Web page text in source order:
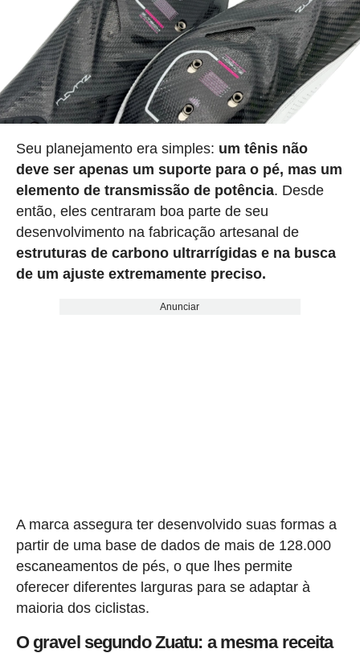
Seu planejamento era simples: um tênis não
deve ser apenas um suporte para o pé, mas um
elemento de transmissão de potência. Desde
então, eles centraram boa parte de seu
desenvolvimento na fabricação artesanal de
estruturas de carbono ultrarrígidas e na busca
de um ajuste extremamente preciso.
Anunciar
A marca assegura ter desenvolvido suas formas a
partir de uma base de dados de mais de 128.000
escaneamentos de pés, o que lhes permite
oferecer diferentes larguras para se adaptar à
maioria dos ciclistas.
O gravel segundo Zuatu: a mesma receita